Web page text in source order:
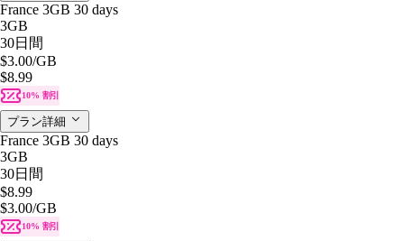
France 3GB 30 days
3GB
30日間
$3.00/GB
$8.99
10% 割引
プラン詳細
France 3GB 30 days
3GB
30日間
$8.99
$3.00/GB
10% 割引